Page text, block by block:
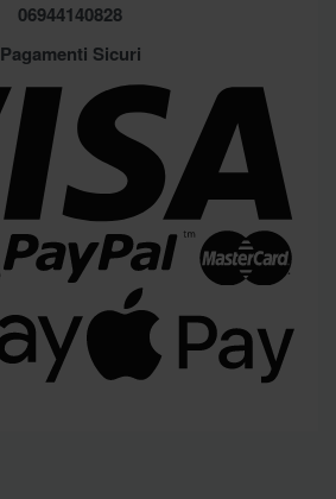
06944140828
Pagamenti Sicuri